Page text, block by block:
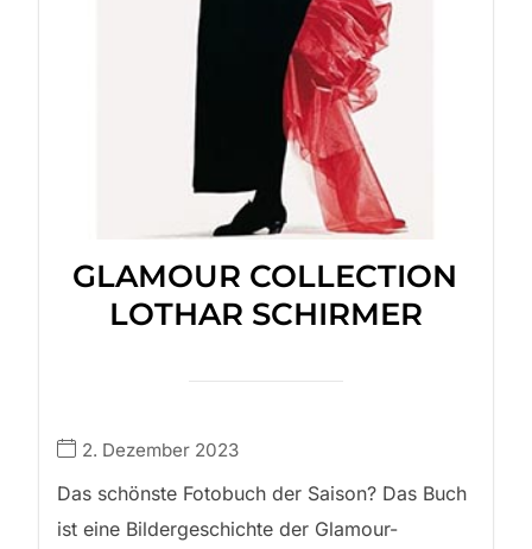
GLAMOUR COLLECTION
LOTHAR SCHIRMER
2. Dezember 2023
Das schönste Fotobuch der Saison? Das Buch
ist eine Bildergeschichte der Glamour-